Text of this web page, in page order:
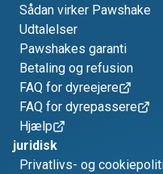
Sådan virker Pawshake
Udtalelser
Pawshakes garanti
Betaling og refusion
FAQ for dyreejere
FAQ for dyrepassere
Hjælp
juridisk
Privatlivs- og